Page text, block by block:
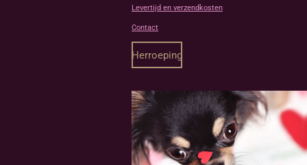
Levertijd en verzendkosten
Contact
Herroeping